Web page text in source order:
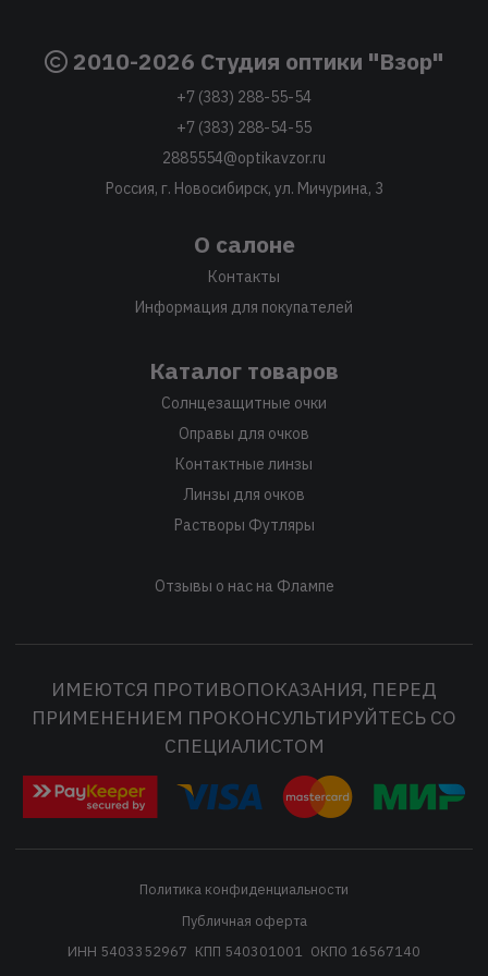
2010-2026 Студия оптики "Взор"
+7 (383) 288-55-54
+7 (383) 288-54-55
2885554@optikavzor.ru
Россия, г. Новосибирск, ул. Мичурина, 3
О салоне
Контакты
Информация для покупателей
Каталог товаров
Солнцезащитные очки
Оправы для очков
Контактные линзы
Линзы для очков
Растворы Футляры
Отзывы о нас на Флампе
ИМЕЮТСЯ ПРОТИВОПОКАЗАНИЯ, ПЕРЕД
ПРИМЕНЕНИЕМ ПРОКОНСУЛЬТИРУЙТЕСЬ СО
СПЕЦИАЛИСТОМ
Политика конфиденциальности
Публичная оферта
ИНН 5403352967 КПП 540301001 ОКПО 16567140